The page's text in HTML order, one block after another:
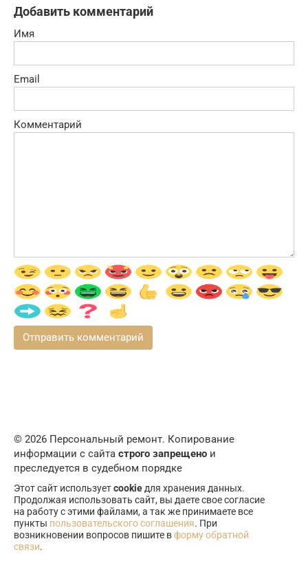
Добавить комментарий
Имя
Email
Комментарий
© 2026 Персональный ремонт. Копирование
информации с сайта строго запрещено и
преследуется в судебном порядке
Этот сайт используетcookieдля хранения данных.
Продолжая использовать сайт, вы даете свое согласие
на работу с этими файлами, а так же принимаете все
пункты пользовательского соглашения. При
возникновении вопросов пишите вформу обратной
связи.